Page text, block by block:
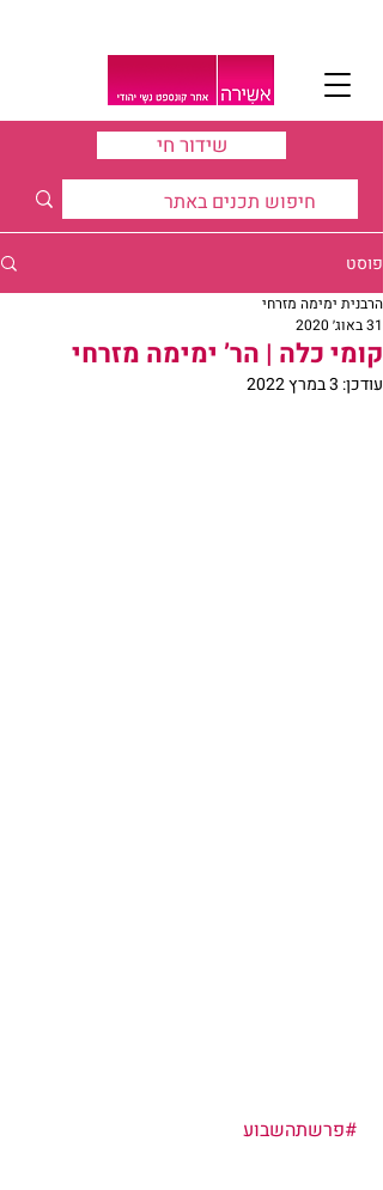
שידור חי
פוסט
קומי כלה | הר’ ימימה מזרחי
הרבנית ימימה מזרחי
31 באוג׳ 2020
עודכן: 3 במרץ 2022
#פרשתהשבוע